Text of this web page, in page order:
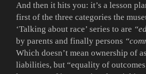
And then it hits you: it’s a lesson
first of the three categories the
‘Talking about race’ series to are
by parents and finally persons
Which doesn’t mean ownership of
liabilities, but “equality of